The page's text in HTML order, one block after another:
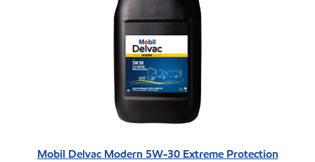
Mobil Delvac Modern 5W-30 Extreme Protection